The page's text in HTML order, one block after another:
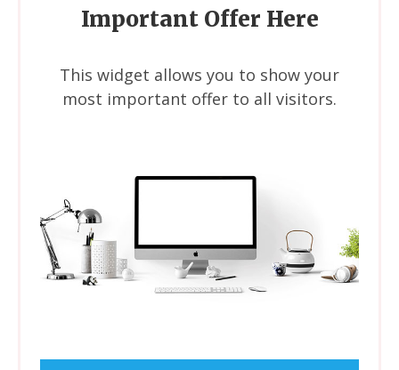
Important Offer Here
This widget allows you to show your
most important offer to all visitors.